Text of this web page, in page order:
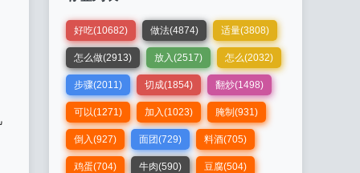
好吃(10682) 做法(4874) 适量(3808)
怎么做(2913) 放入(2517) 怎么(2032)
步骤(2011) 切成(1854) 翻炒(1498)
可以(1271) 加入(1023) 腌制(931)
倒入(927) 面团(729) 料酒(705)
鸡蛋(704) 牛肉(590) 豆腐(504)